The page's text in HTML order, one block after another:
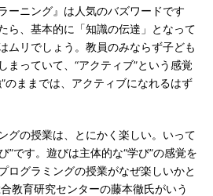
ーニング』は人気のバズワードです
ら、基本的に「知識の伝達」となって
ムリでしょう。教員のみならず子ども
まっていて、“アクティブ”という感覚
のままでは、アクティブになれるはず
グの授業は、とにかく楽しい。いって
”です。遊びは主体的な“学び”の感覚を
ログラミングの授業がなぜ楽しいかと
教育研究センターの藤本徹氏がいう